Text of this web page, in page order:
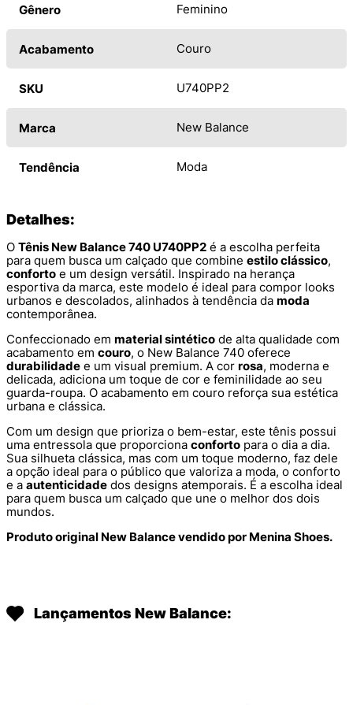
Gênero Feminino
Acabamento Couro
SKU U740PP2
Marca New Balance
Tendência Moda
Detalhes:
O Tênis New Balance 740 U740PP2 é a escolha perfeita
para quem busca um calçado que combine estilo clássico,
conforto e um design versátil. Inspirado na herança
esportiva da marca, este modelo é ideal para compor looks
urbanos e descolados, alinhados à tendência da moda
contemporânea.
Confeccionado em material sintético de alta qualidade com
acabamento em couro, o New Balance 740 oferece
durabilidade e um visual premium. A cor rosa, moderna e
delicada, adiciona um toque de cor e feminilidade ao seu
guarda-roupa. O acabamento em couro reforça sua estética
urbana e clássica.
Com um design que prioriza o bem-estar, este tênis possui
uma entressola que proporciona conforto para o dia a dia.
Sua silhueta clássica, mas com um toque moderno, faz dele
a opção ideal para o público que valoriza a moda, o conforto
e a autenticidade dos designs atemporais. É a escolha ideal
para quem busca um calçado que une o melhor dos dois
mundos.
Produto original New Balance vendido por Menina Shoes.
Lançamentos New Balance: